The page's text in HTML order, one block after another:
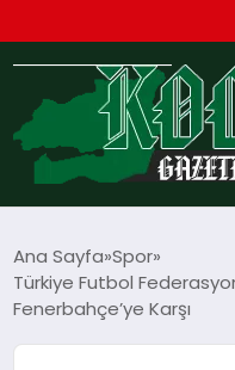
TEKNOLOJI
Ana Sayfa Spor
Türkiye Futbol
Fenerbahçe’ye Karşı